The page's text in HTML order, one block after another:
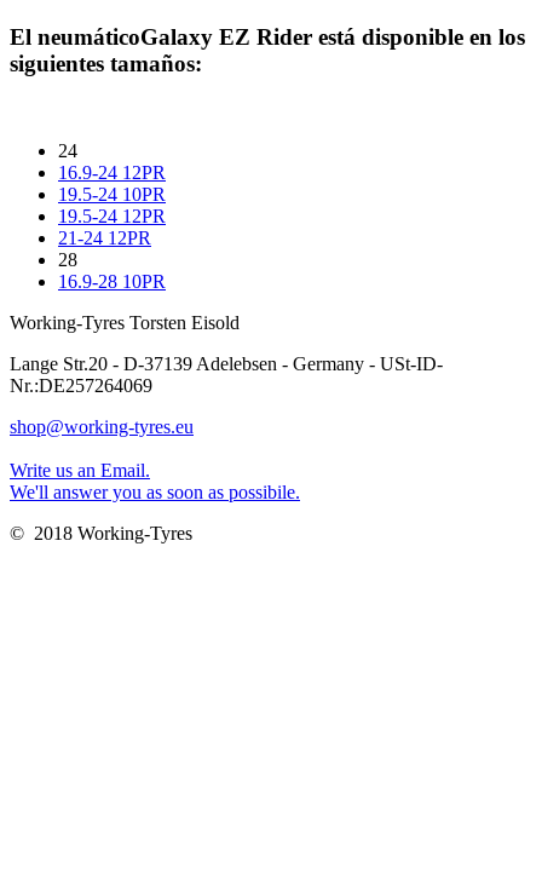
El neumáticoGalaxy EZ Rider está disponible en los
siguientes tamaños:
24
16.9-24 12PR
19.5-24 10PR
19.5-24 12PR
21-24 12PR
28
16.9-28 10PR
Working-Tyres Torsten Eisold
Lange Str.20 - D-37139 Adelebsen - Germany - USt-ID-
Nr.:DE257264069
shop@working-tyres.eu
Write us an Email.
We'll answer you as soon as possibile.
© 2018 Working-Tyres